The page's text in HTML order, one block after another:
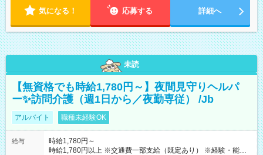
気になる！ 応募する 詳細へ
未読
【無資格でも時給1,780円～】夜間見守りヘルパ
ー✨訪問介護（週1日から／夜勤専従） /Jb
アルバイト 職種未経験OK
給与
時給1,780円～
時給1,780円以上 ※交通費一部支給（既定あり） ※経験・能力を